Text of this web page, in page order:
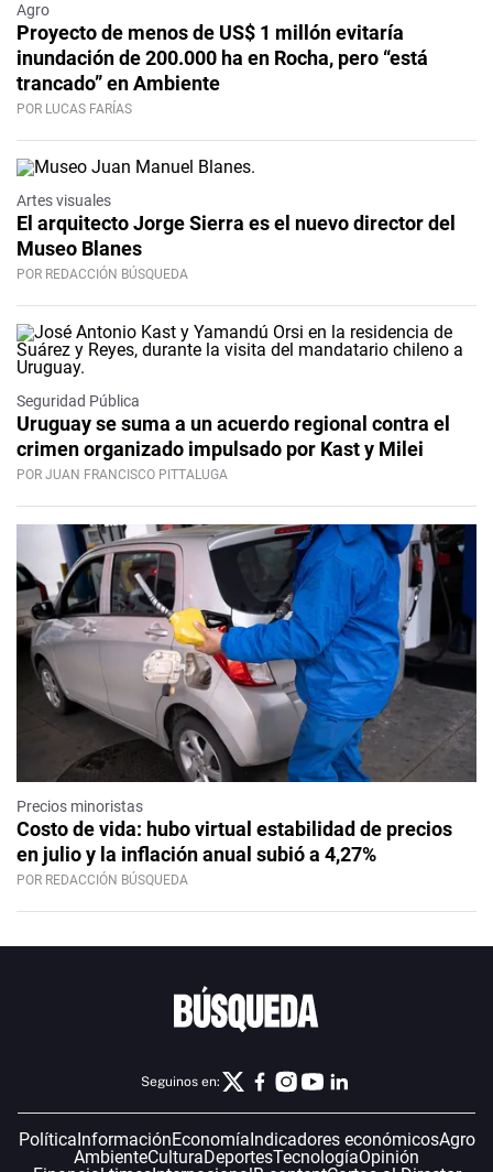
Agro
Proyecto de menos de US$ 1 millón evitaría
inundación de 200.000 ha en Rocha, pero “está
trancado” en Ambiente
POR LUCAS FARÍAS
Artes visuales
El arquitecto Jorge Sierra es el nuevo director del
Museo Blanes
POR REDACCIÓN BÚSQUEDA
Seguridad Pública
Uruguay se suma a un acuerdo regional contra el
crimen organizado impulsado por Kast y Milei
POR JUAN FRANCISCO PITTALUGA
Precios minoristas
Costo de vida: hubo virtual estabilidad de precios
en julio y la inflación anual subió a 4,27%
POR REDACCIÓN BÚSQUEDA
Seguinos en:
PolíticaInformaciónEconomíaIndicadores económicosAgro
AmbienteCulturaDeportesTecnologíaOpinión